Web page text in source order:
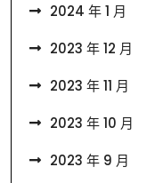
2024 年 1 月
2023 年 12 月
2023 年 11 月
2023 年 10 月
2023 年 9 月